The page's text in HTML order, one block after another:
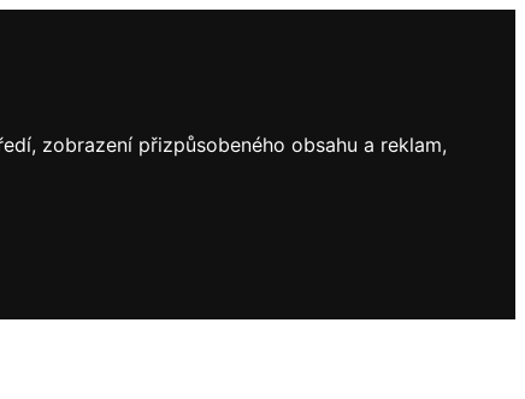
zobrazení přizpůsobeného obsahu a reklam,